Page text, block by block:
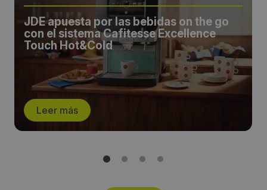
JDE apuesta por las bebidas on the go
con el sistema Cafitesse Excellence
Touch Hot&Cold
Leer más